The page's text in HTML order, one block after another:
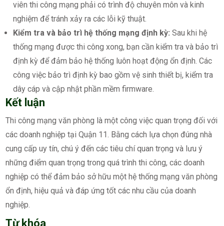
viên thi công mạng phải có trình độ chuyên môn và kinh
nghiệm để tránh xảy ra các lỗi kỹ thuật.
Kiểm tra và bảo trì hệ thống mạng định kỳ: Sau khi hệ
thống mạng được thi công xong, bạn cần kiểm tra và bảo trì
định kỳ để đảm bảo hệ thống luôn hoạt động ổn định. Các
công việc bảo trì định kỳ bao gồm vệ sinh thiết bị, kiểm tra
dây cáp và cập nhật phần mềm firmware.
Kết luận
Thi công mạng văn phòng là một công việc quan trọng đối với
các doanh nghiệp tại Quận 11. Bằng cách lựa chọn đúng nhà
cung cấp uy tín, chú ý đến các tiêu chí quan trọng và lưu ý
những điểm quan trọng trong quá trình thi công, các doanh
nghiệp có thể đảm bảo sở hữu một hệ thống mạng văn phòng
ổn định, hiệu quả và đáp ứng tốt các nhu cầu của doanh
nghiệp.
Từ khóa